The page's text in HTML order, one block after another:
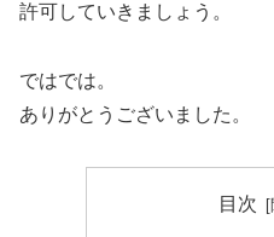
許可していきましょう。
ではでは。
ありがとうございました。
目次